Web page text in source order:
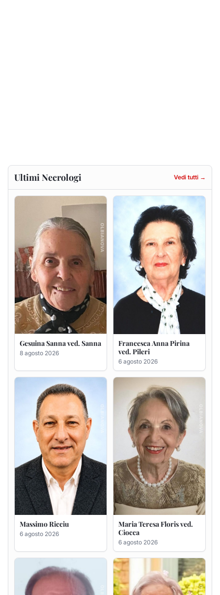
Gesuina Sanna ved. Sanna
Francesca Anna Pirina
ved. Pileri
6 agosto 2026
Massimo Ricciu
6 agosto 2026
Maria Teresa Floris ved.
6 agosto 2026
Renzo Murrai
5 agosto 2026
Giovanna Ponsanu Ved.
Decandia
5 agosto 2026